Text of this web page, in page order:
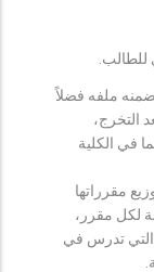
ملفه فضلاً
التخرج،
في الكلية
مقرراتها
لكل مقرر،
التي تدرس في